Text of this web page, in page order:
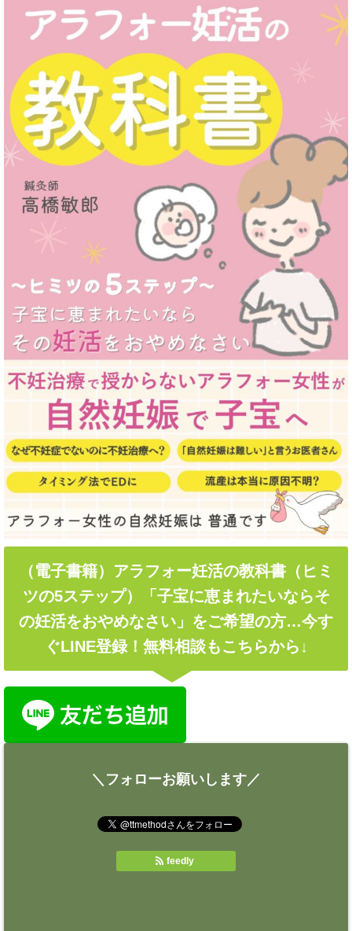
（電子書籍）アラフォー妊活の教科書（ヒミ
ツの5ステップ）「子宝に恵まれたいならそ
の妊活をおやめなさい」をご希望の方…今す
ぐLINE登録！無料相談もこちらから↓
＼フォローお願いします／
feedly